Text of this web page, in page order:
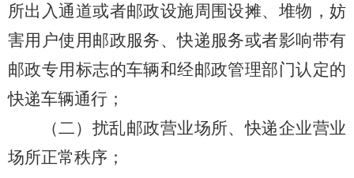
所出入通道或者邮政设施周围设摊、堆物，妨
害用户使用邮政服务、快递服务或者影响带有
邮政专用标志的车辆和经邮政管理部门认定的
快递车辆通行；
（二）扰乱邮政营业场所、快递企业营业
场所正常秩序；